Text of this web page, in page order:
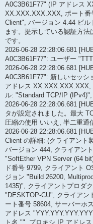
A0C3B61F77" (IP アドレス
XX.XXX.XXX.XXX, ポート番
Client", バージョン 4.44 ビ
ます。提示している認証方
です。
2026-06-28 22:28:06.681
A0C3B61F77": ユーザー
2026-06-28 22:28:06.681
A0C3B61F77": 新しいセッシ
アドレス XX.XXX.XXX.XXX,
ル: "Standard TCP/IP
2026-06-28 22:28:06.681
タが設定されました。最大
圧縮の使用 いいえ, 半二重通
2026-06-28 22:28:06.681
Client の詳細: (クライアント
バージョン 444, クライアン
"SoftEther VPN Server (64
ド番号 9799, クライアント
ジョン "Build 26200,
1435)", クライアントプロダ
"DESKTOP-CU", クライア
ート番号 58604, サーバーホ
アドレス
ト名 "", プロキシ IP アドレ